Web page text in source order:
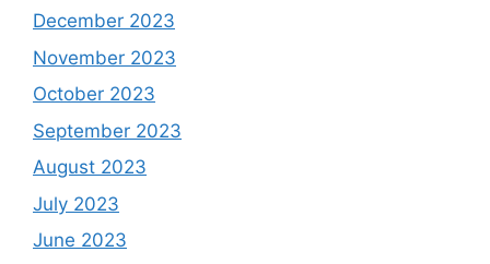
December 2023
November 2023
October 2023
September 2023
August 2023
July 2023
June 2023